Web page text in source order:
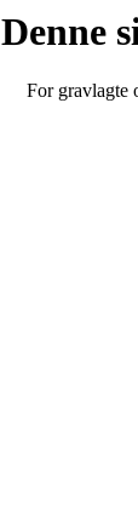
Denne
For gravlagte